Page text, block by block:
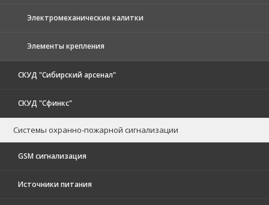
Электромеханические калитки
Элементы крепления
СКУД "Сибирский арсенал"
СКУД "Сфинкс"
Системы охранно-пожарной сигнализации
GSM сигнализация
Источники питания